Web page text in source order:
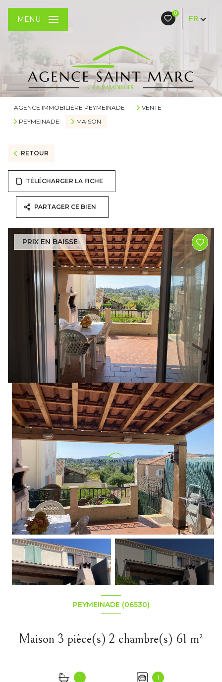
0
FR
MENU
AGENCE IMMOBILIÈRE PEYMEINADE
VENTE
PEYMEINADE
MAISON
RETOUR
TÉLÉCHARGER LA FICHE
PARTAGER CE BIEN
PRIX EN BAISSE
PEYMEINADE (06530)
Maison 3 pièce(s) 2 chambre(s) 61 m²
1 1